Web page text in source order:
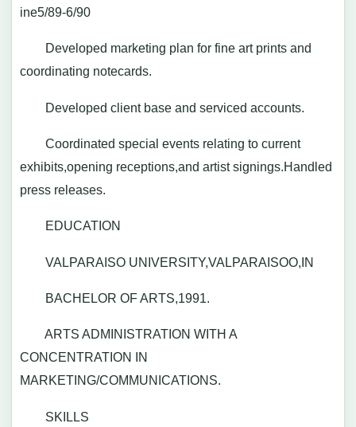
ine5/89-6/90
Developed marketing plan for fine art prints and
coordinating notecards.
Developed client base and serviced accounts.
Coordinated special events relating to current
exhibits,opening receptions,and artist signings.Handled
press releases.
EDUCATION
VALPARAISO UNIVERSITY,VALPARAISOO,IN
BACHELOR OF ARTS,1991.
ARTS ADMINISTRATION WITH A
CONCENTRATION IN
MARKETING/COMMUNICATIONS.
SKILLS